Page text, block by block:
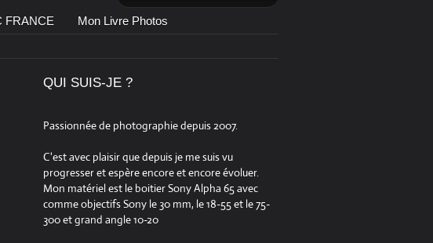
FRANCE
Mon Livre Photos
QUI SUIS-JE ?
Passionnée de photographie depuis 2007.
C'est avec plaisir que depuis je me suis vu
progresser et espère encore et encore évoluer.
Mon matériel est le boitier Sony Alpha 65 avec
comme objectifs Sony le 30 mm, le 18-55 et le 75-
300 et grand angle 10-20